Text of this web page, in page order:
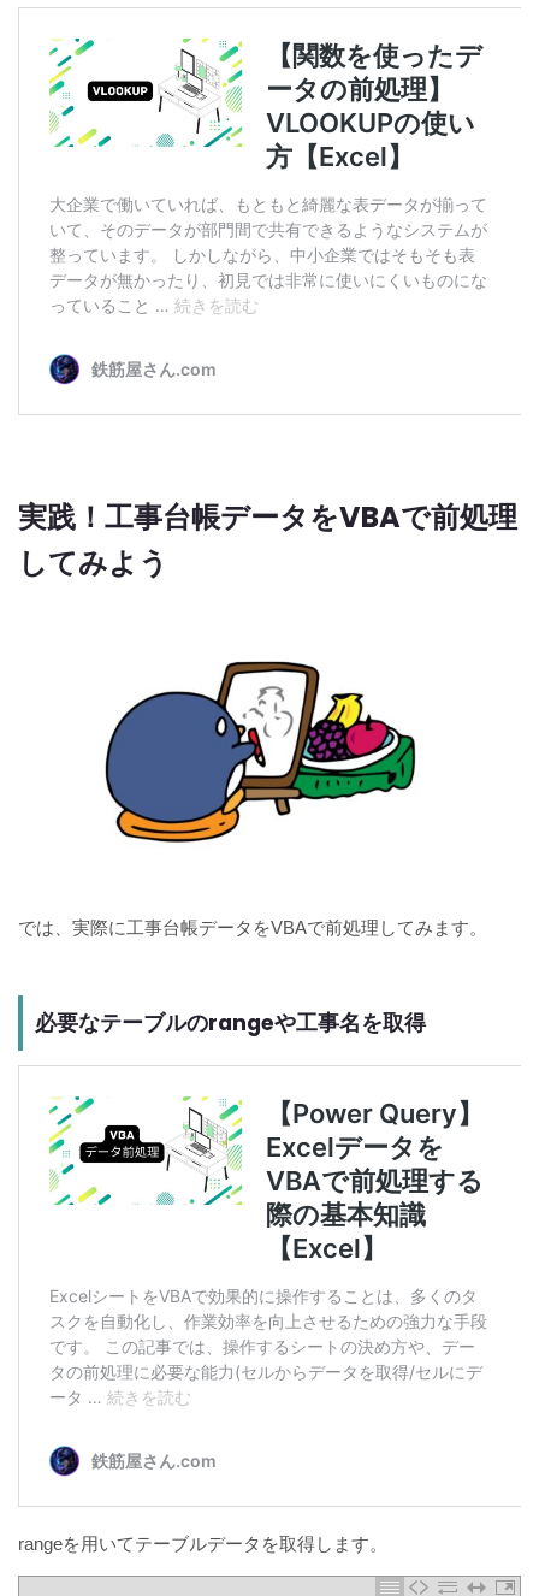
実践！工事台帳データをVBAで前処理
してみよう
では、実際に工事台帳データをVBAで前処理してみます。
必要なテーブルのrangeや工事名を取得
rangeを用いてテーブルデータを取得します。